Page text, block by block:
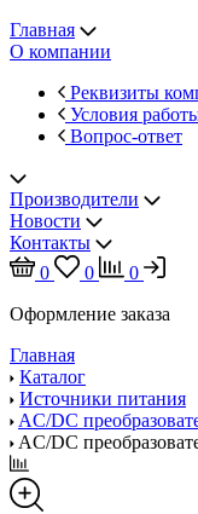
Главная
О компании
Реквизиты
Условия
Вопрос-ответ
Производители
Новости
Контакты
0
0
0
Оформление заказа
Главная
Каталог
Источники питания
AC/DC
AC/DC